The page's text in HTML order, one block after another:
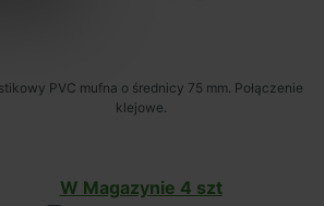
PVC mufna o średnicy 75 mm. Połączenie
klejowe.
W Magazynie 4 szt